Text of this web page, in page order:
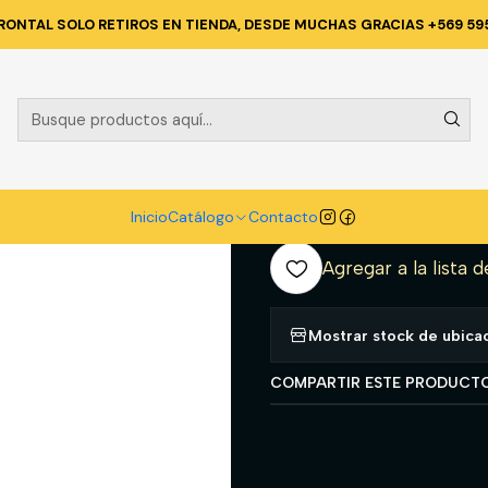
InicioCatálogo Contacto
SOLO RETIROS EN TIENDA, DESDE MUCHAS GRACIAS +569
INDUSTRIAL DISPENSADOR DISPENSADOR TOALLA DE PAPEL
|
250 MTS ABS
Cantidad
Agregar a la lista
Mostrar stock de
COMPARTIR ESTE